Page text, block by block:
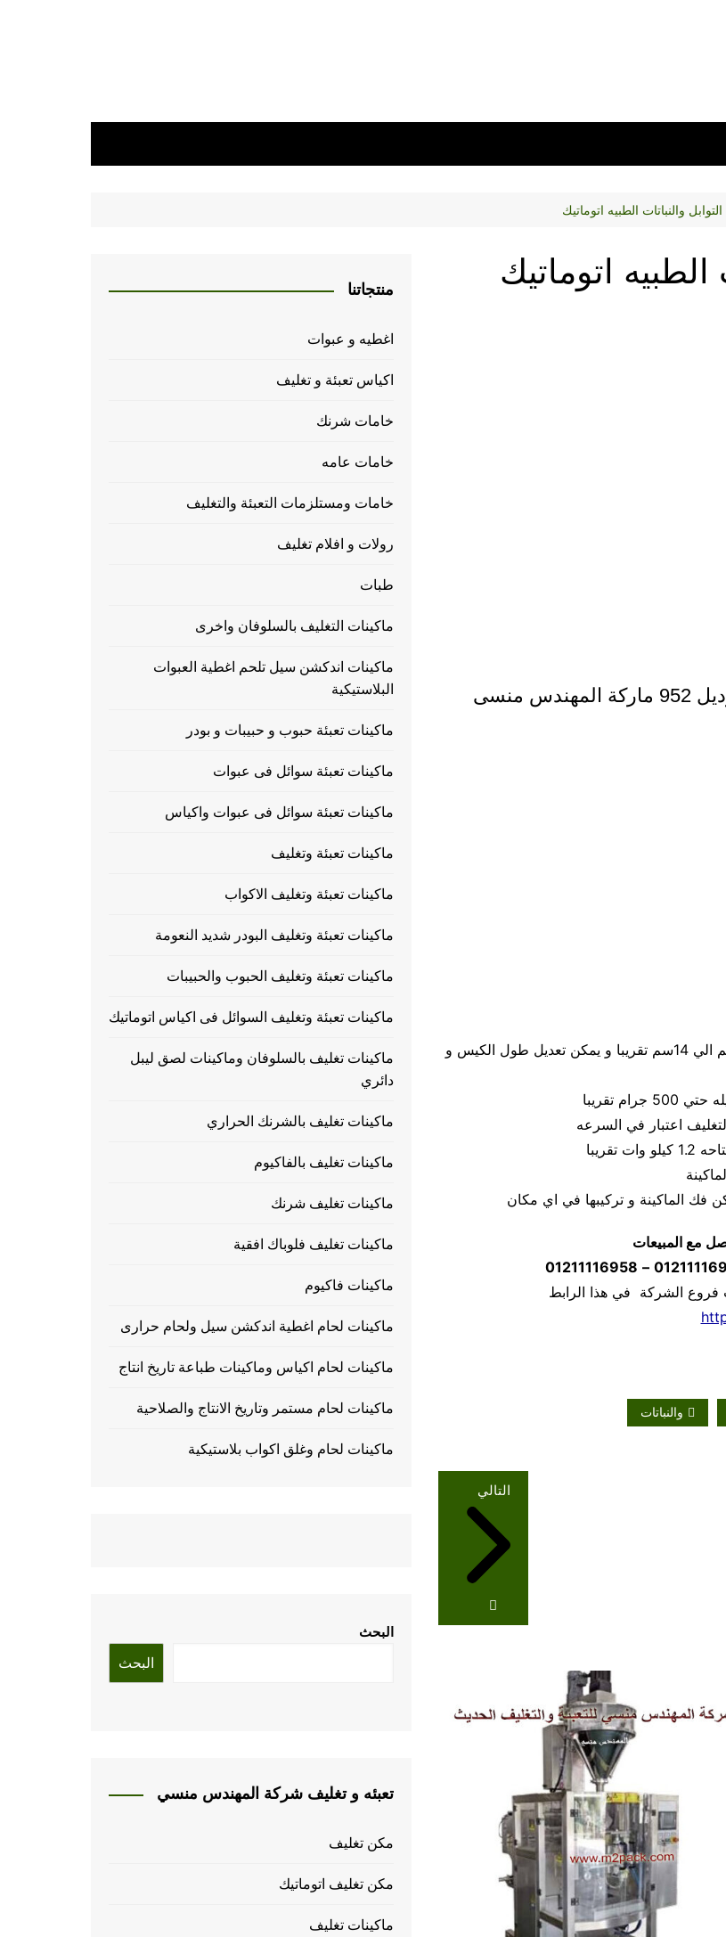
والنباتات الطبيه اتوماتيك
الطبيه اتوماتيك
منسى
حجم الكيس طول الكيس من 5 سم الي 20 سم وعرض من 4 سم الي 14سم تقريبا و يمكن تعديل طول الكيس و
مع المبيعات
–
01211116958
فروع الشركة في هذا الرابط
والنباتات
التالي
منتجاتنا
اغطيه و عبوات
اكياس تعبئة و تغليف
خامات شرنك
خامات عامه
خامات ومستلزمات التعبئة والتغليف
رولات و افلام تغليف
طبات
ماكينات التغليف بالسلوفان واخرى
ماكينات اندكشن سيل تلحم اغطية العبوات
البلاستيكية
ماكينات تعبئة حبوب و حبيبات و بودر
ماكينات تعبئة سوائل فى عبوات
ماكينات تعبئة سوائل فى عبوات واكياس
ماكينات تعبئة وتغليف
ماكينات تعبئة وتغليف الاكواب
ماكينات تعبئة وتغليف البودر شديد النعومة
ماكينات تعبئة وتغليف الحبوب والحبيبات
ماكينات تعبئة وتغليف السوائل فى اكياس اتوماتيك
ماكينات تغليف بالسلوفان وماكينات لصق ليبل
دائري
ماكينات تغليف بالشرنك الحراري
ماكينات تغليف بالفاكيوم
ماكينات تغليف شرنك
ماكينات تغليف فلوباك افقية
ماكينات فاكيوم
ماكينات لحام اغطية اندكشن سيل ولحام حرارى
ماكينات لحام اكياس وماكينات طباعة تاريخ انتاج
ماكينات لحام مستمر وتاريخ الانتاج والصلاحية
ماكينات لحام وغلق اكواب بلاستيكية
البحث
البحث
تعبئه و تغليف شركة المهندس منسي
مكن تغليف
مكن تغليف اتوماتيك
ماكينات تغليف